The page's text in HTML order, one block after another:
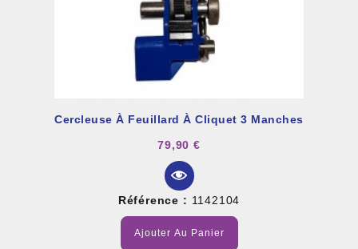
Cercleuse À Feuillard À Cliquet 3 Manches
79,90 €
Référence : 1142104
Ajouter Au Panier